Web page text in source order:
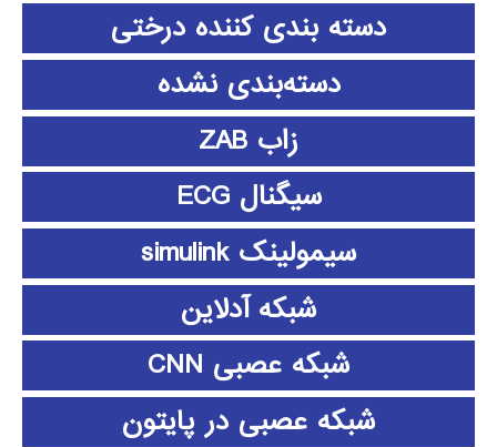
دسته بندی کننده درختی
دسته‌بندی نشده
زاب ZAB
سیگنال ECG
سیمولینک simulink
شبکه آدلاین
شبکه عصبی CNN
شبکه عصبی در پایتون